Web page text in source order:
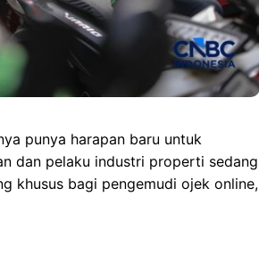
punya harapan baru untuk
dan pelaku industri properti sedang
khusus bagi pengemudi ojek online,